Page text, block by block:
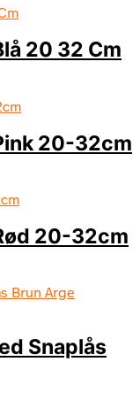
20 32 Cm
20-32cm
20-32cm
Snaplås